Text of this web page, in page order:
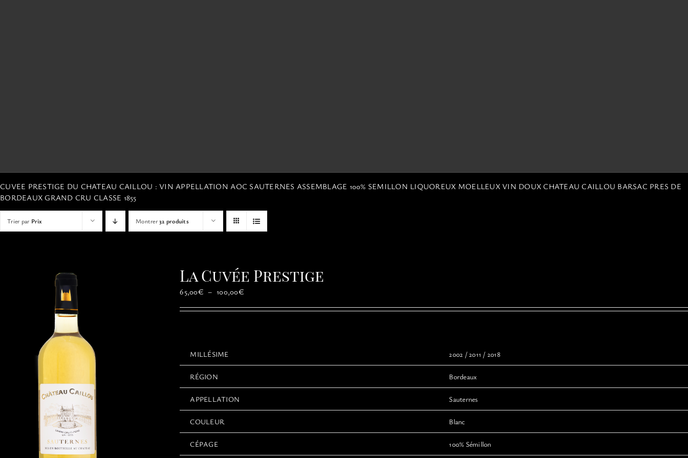
CUVEE PRESTIGE DU CHATEAU CAILLOU : VIN APPELLATION AOC SAUTERNES ASSEMBLAGE 100% SEMILLON LIQUOREUX MOELLEUX VIN DOUX CHATEAU CAILLOU BARSAC PRES DE
BORDEAUX GRAND CRU CLASSE 1855
Trier par Prix Montrer32 produits
La Cuvée Prestige
65,00€ – 100,00€
prix :
MILLÉSIME 2002 / 2011 / 2018
RÉGION Bordeaux
APPELLATION Sauternes
COULEUR Blanc
CÉPAGE 100% Sémillon